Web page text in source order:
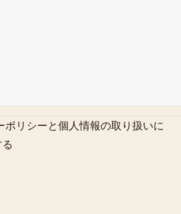
ポリシーと個人情報の取り扱いに